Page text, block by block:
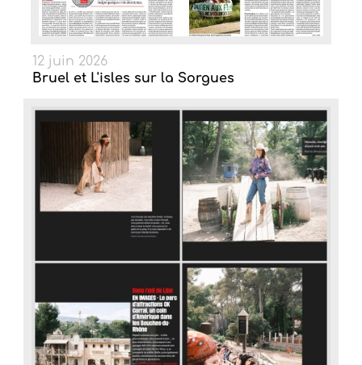
12 juin 2026
Bruel et L'isles sur la Sorgues